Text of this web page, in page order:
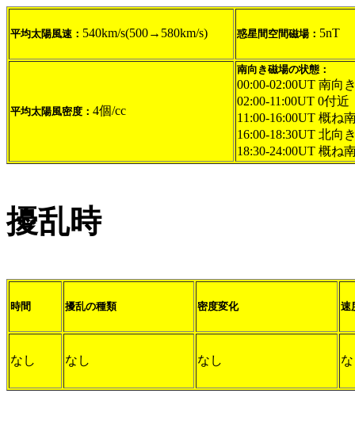
平均太陽風速： 540km/s(500→580km/s) 惑星間空間磁場： 5nT
平均太陽風密度： 4個/cc
南向き磁場の状態：
00:00-02:00UT 南向
02:00-11:00UT 0付近
11:00-16:00UT 概ね
16:00-18:30UT 北向
18:30-24:00UT 概ね
擾乱時
時間 擾乱の種類 密度変化 速
なし なし なし